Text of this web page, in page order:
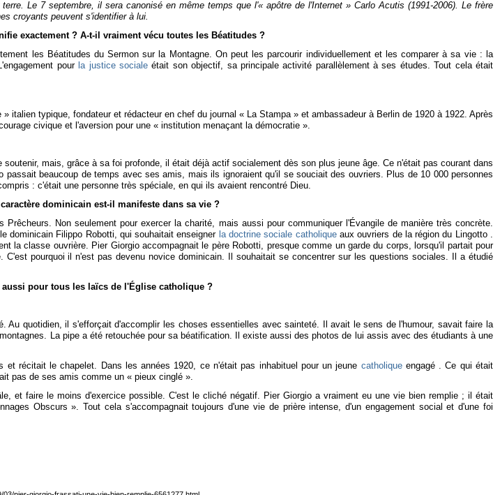
Le 7 septembre, il sera canonisé en même temps que l'« apôtre de l'Internet » Carlo Acutis (1991-2006). Le frère
croyants peuvent s'identifier à lui.
exactement ? A-t-il vraiment vécu toutes les Béatitudes ?
les Béatitudes du Sermon sur la Montagne. On peut les parcourir individuellement et les comparer à sa vie : la
pour la justice sociale était son objectif, sa principale activité parallèlement à ses études. Tout cela était
typique, fondateur et rédacteur en chef du journal « La Stampa » et ambassadeur à Berlin de 1920 à 1922. Après
civique et l'aversion pour une « institution menaçant la démocratie ».
mais, grâce à sa foi profonde, il était déjà actif socialement dès son plus jeune âge. Ce n'était pas courant dans
beaucoup de temps avec ses amis, mais ils ignoraient qu'il se souciait des ouvriers. Plus de 10 000 personnes
: c'était une personne très spéciale, en qui ils avaient rencontré Dieu.
dominicain est-il manifeste dans sa vie ?
Non seulement pour exercer la charité, mais aussi pour communiquer l'Évangile de manière très concrète.
dominicain Filippo Robotti, qui souhaitait enseigner la doctrine sociale catholiqueaux ouvriers de la région du Lingotto .
classe ouvrière. Pier Giorgio accompagnait le père Robotti, presque comme un garde du corps, lorsqu'il partait pour
pourquoi il n'est pas devenu novice dominicain. Il souhaitait se concentrer sur les questions sociales. Il a étudié
pour tous les laïcs de l'Église catholique ?
quotidien, il s'efforçait d'accomplir les choses essentielles avec sainteté. Il avait le sens de l'humour, savait faire la
La pipe a été retouchée pour sa béatification. Il existe aussi des photos de lui assis avec des étudiants à une
récitait le chapelet. Dans les années 1920, ce n'était pas inhabituel pour un jeune catholiqueengagé . Ce qui était
pas de ses amis comme un « pieux cinglé ».
et faire le moins d'exercice possible. C'est le cliché négatif. Pier Giorgio a vraiment eu une vie bien remplie ; il était
Obscurs ». Tout cela s'accompagnait toujours d'une vie de prière intense, d'un engagement social et d'une foi